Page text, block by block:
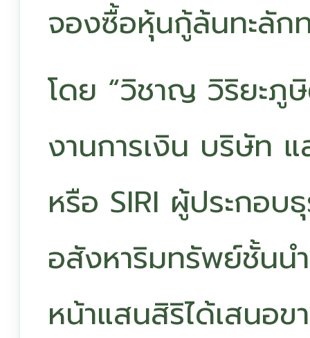
จองซื้อหุ้นกู้ล้นทะลัก
โดย “วิชาญ วิริยะภู
งานการเงิน บริษัท
หรือ SIRI ผู้ประกอ
อสังหาริมทรัพย์ชั้นน
หน้าแสนสิริได้เสนอ